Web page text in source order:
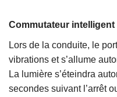
Commutateur intelligent
Lors de la conduite, le
vibrations et s’allume
La lumière s’éteindra
secondes suivant l’arrêt